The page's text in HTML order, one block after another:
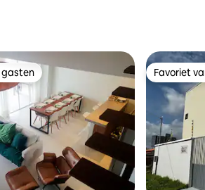
gasten
gasten Favoriet
Favoriet